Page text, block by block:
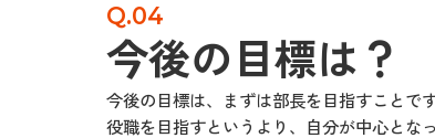
Q.04
今後の目標は？
今後の目標は、まずは部長を目指すことです
役職を目指すというより、自分が中心とな